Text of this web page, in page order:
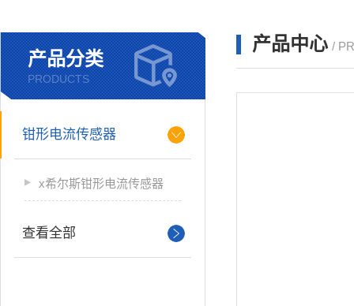
产品分类
PRODUCTS
钳形电流传感器
x希尔斯钳形电流传感器
查看全部
产品中心 /